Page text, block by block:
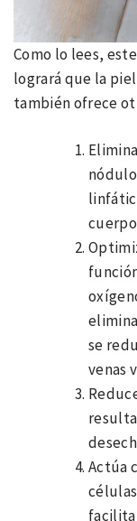
Como lo lees,
logrará que la
también ofrece
se
venas
Actúa